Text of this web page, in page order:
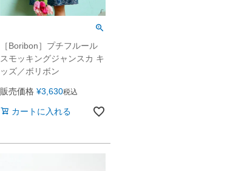
［Boribon］プチフルール
スモッキングジャンスカ キ
ッズ／ボリボン
販売価格 ¥3,630税込
カートに入れる